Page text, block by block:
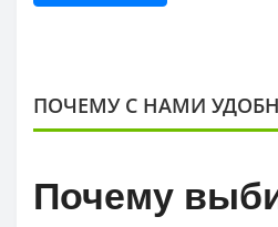
ПОЧЕМУ С НАМИ
Почему